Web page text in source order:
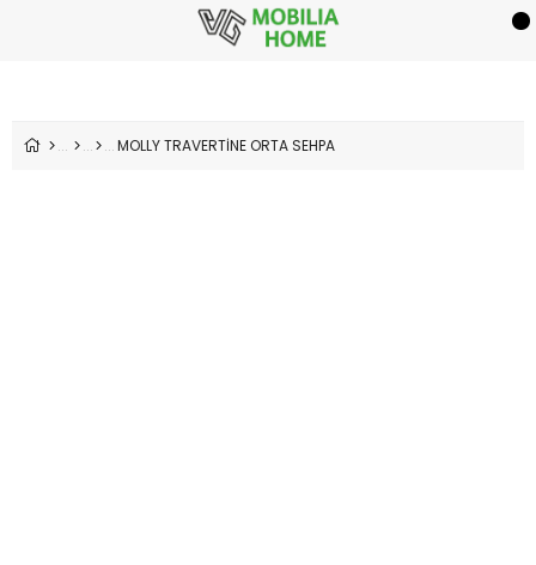
MOLLY TRAVERTİNE ORTA SEHPA